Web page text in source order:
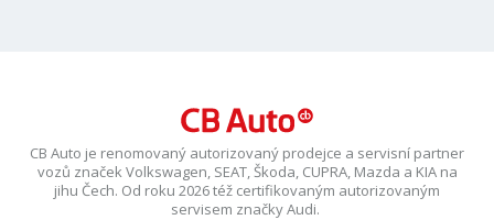
CB Auto je renomovaný autorizovaný prodejce a servisní partner
vozů značek Volkswagen, SEAT, Škoda, CUPRA, Mazda a KIA na
jihu Čech. Od roku 2026 též certifikovaným autorizovaným
servisem značky Audi.